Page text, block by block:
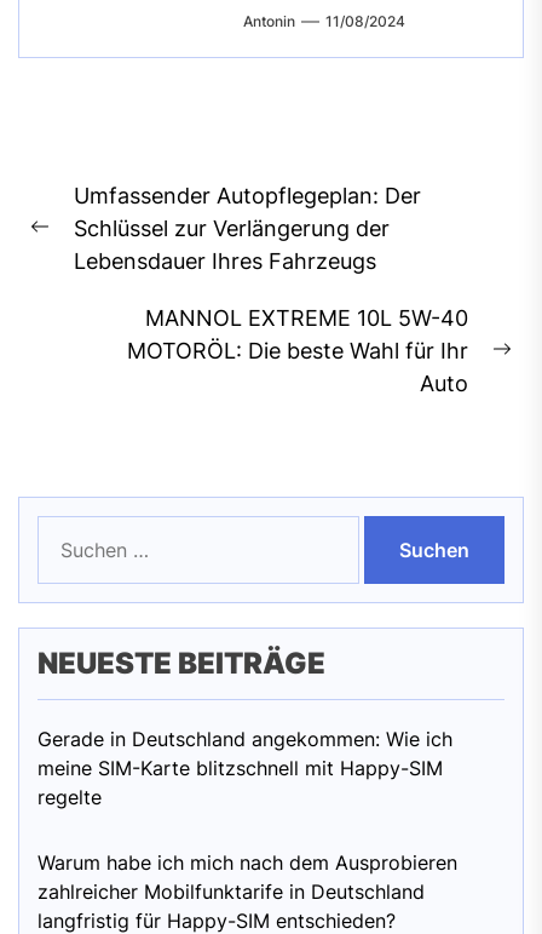
Antonin 11/08/2024
Previous
post:
Umfassender Autopflegeplan: Der
Schlüssel zur Verlängerung der
Lebensdauer Ihres Fahrzeugs
MANNOL EXTREME 10L 5W-40
MOTORÖL: Die beste Wahl für Ihr
Auto
nach:
NEUESTE BEITRÄGE
Gerade in Deutschland angekommen: Wie ich
meine SIM-Karte blitzschnell mit Happy-SIM
regelte
Warum habe ich mich nach dem Ausprobieren
zahlreicher Mobilfunktarife in Deutschland
langfristig für Happy-SIM entschieden?